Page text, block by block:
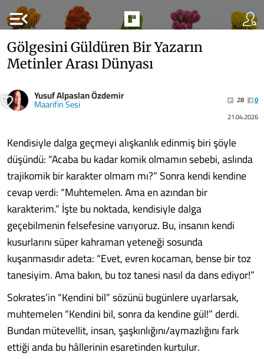
menu_open
Gölgesini Güldüren Bir Yazarın
Metinler Arası Dünyası
Yusuf Alpaslan Özdemir
Maarifin Sesi 28
0
21.04.2026
Kendisiyle dalga geçmeyi alışkanlık edinmiş biri şöyle
düşündü: “Acaba bu kadar komik olmamın sebebi, aslında
trajikomik bir karakter olmam mı?” Sonra kendi kendine
cevap verdi: “Muhtemelen. Ama en azından bir
karakterim.” İşte bu noktada, kendisiyle dalga
geçebilmenin felsefesine varıyoruz. Bu, insanın kendi
kusurlarını süper kahraman yeteneği sosunda
kuşanmasıdır adeta: “Evet, evren kocaman, bense bir toz
tanesiyim. Ama bakın, bu toz tanesi nasıl da dans ediyor!”
Sokrates’in “Kendini bil” sözünü bugünlere uyarlarsak,
muhtemelen “Kendini bil, sonra da kendine gül!” derdi.
Bundan mütevellit, insan, şaşkınlığını/aymazlığını fark
ettiği anda bu hâllerinin esaretinden kurtulur.